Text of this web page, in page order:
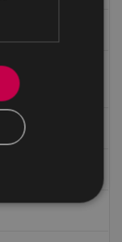
las tiendas de